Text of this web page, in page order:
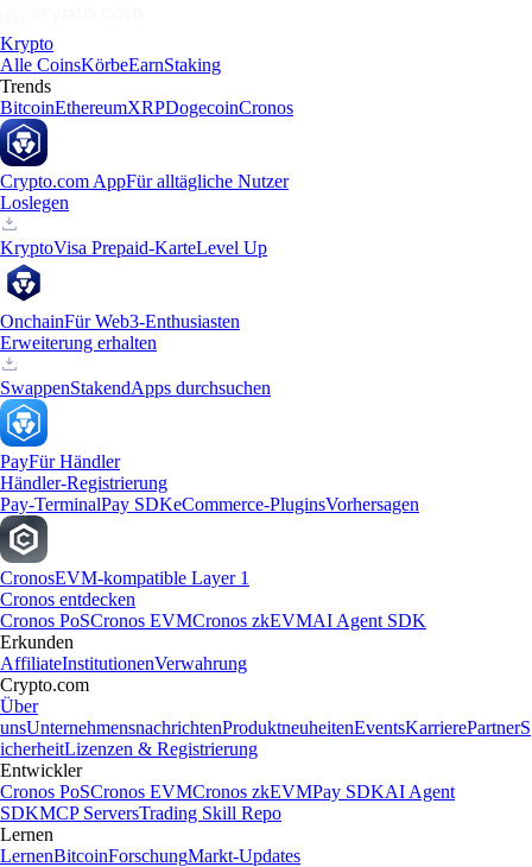
Krypto
Alle CoinsKörbeEarnStaking
Trends
BitcoinEthereumXRPDogecoinCronos
Crypto.com AppFür alltägliche Nutzer
Loslegen
KryptoVisa Prepaid-KarteLevel Up
OnchainFür Web3-Enthusiasten
Erweiterung erhalten
SwappenStakendApps durchsuchen
PayFür Händler
Händler-Registrierung
Pay-TerminalPay SDKeCommerce-PluginsVorhersagen
CronosEVM-kompatible Layer 1
Cronos entdecken
Cronos PoSCronos EVMCronos zkEVMAI Agent SDK
Erkunden
AffiliateInstitutionenVerwahrung
Crypto.com
Über
unsUnternehmensnachrichtenProduktneuheitenEventsKarrierePartnerS
icherheitLizenzen & Registrierung
Entwickler
Cronos PoSCronos EVMCronos zkEVMPay SDKAI Agent
SDKMCP ServersTrading Skill Repo
Lernen
LernenBitcoinForschungMarkt-Updates